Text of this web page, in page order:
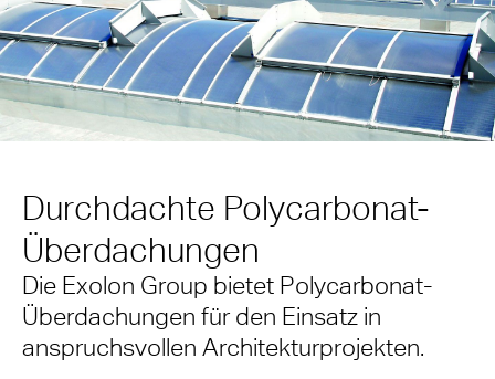
Durchdachte Polycarbonat-
Überdachungen
Die Exolon Group bietet Polycarbonat-
Überdachungen für den Einsatz in
anspruchsvollen Architekturprojekten.